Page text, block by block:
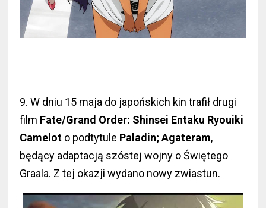
9. W dniu 15 maja do japońskich kin trafił drugi
film Fate/Grand Order: Shinsei Entaku Ryouiki
Camelot o podtytule Paladin; Agateram,
będący adaptacją szóstej wojny o Świętego
Graala. Z tej okazji wydano nowy zwiastun.